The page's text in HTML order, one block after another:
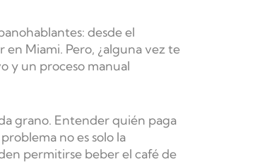
desde el
en Miami. Pero, ¿alguna vez te
y un proceso manual
grano. Entender quién paga
no es solo la
permitirse beber el café de